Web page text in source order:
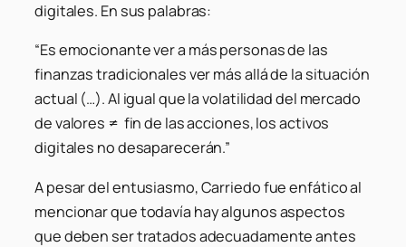
digitales. En sus palabras:
“Es emocionante ver a más personas de las
finanzas tradicionales ver más allá de la situación
actual (…). Al igual que la volatilidad del mercado
de valores ≠ fin de las acciones, los activos
digitales no desaparecerán.”
A pesar del entusiasmo, Carriedo fue enfático al
mencionar que todavía hay algunos aspectos
que deben ser tratados adecuadamente antes